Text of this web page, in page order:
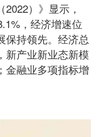
）》显示，
，经济增速位
保持领先。经济总
新产业新业态新模
金融业多项指标增